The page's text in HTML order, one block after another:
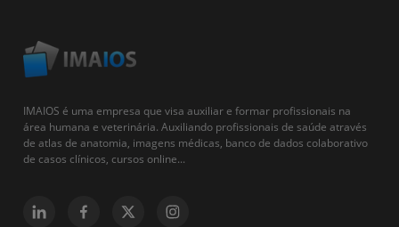
IMAIOS é uma empresa que visa auxiliar e formar profissionais na
área humana e veterinária. Auxiliando profissionais de saúde através
de atlas de anatomia, imagens médicas, banco de dados colaborativo
de casos clínicos, cursos online...